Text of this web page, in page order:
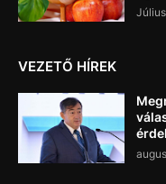
VEZETŐ HÍREK